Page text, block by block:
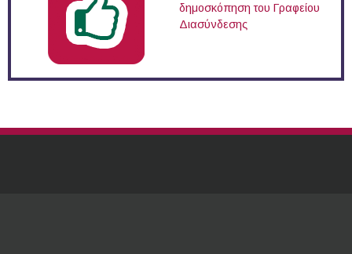
δημοσκόπηση του Γραφείου
Διασύνδεσης